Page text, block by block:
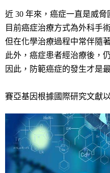
近 30 年來，癌症一直是威
目前癌症治療方式為外科手
但在化學治療過程中常伴隨
此外，癌症患者經治療後，
因此，防範癌症的發生才是
賽亞基因根據國際研究文獻